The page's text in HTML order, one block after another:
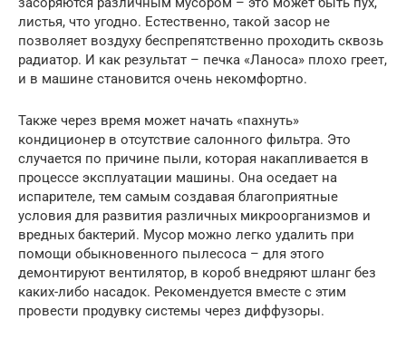
листья, что угодно. Естественно, такой засор не
позволяет воздуху беспрепятственно проходить сквозь
радиатор. И как результат – печка «Ланоса» плохо греет,
и в машине становится очень некомфортно.
Также через время может начать «пахнуть»
кондиционер в отсутствие салонного фильтра. Это
случается по причине пыли, которая накапливается в
процессе эксплуатации машины. Она оседает на
испарителе, тем самым создавая благоприятные
условия для развития различных микроорганизмов и
вредных бактерий. Мусор можно легко удалить при
помощи обыкновенного пылесоса – для этого
демонтируют вентилятор, в короб внедряют шланг без
каких-либо насадок. Рекомендуется вместе с этим
провести продувку системы через диффузоры.